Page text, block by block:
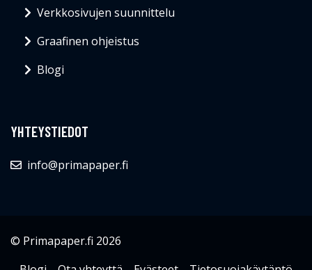
Verkkosivujen suunnittelu
Graafinen ohjeistus
Blogi
YHTEYSTIEDOT
info@primapaper.fi
© Primapaper.fi 2026